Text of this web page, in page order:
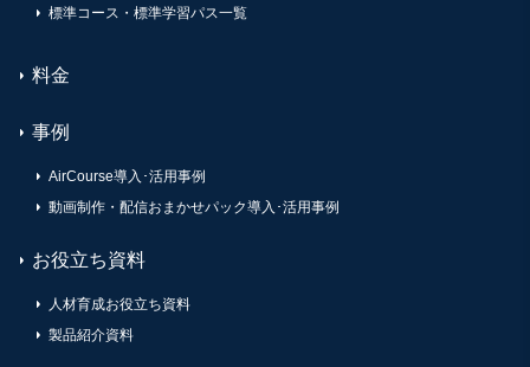
標準コース・標準学習パス一覧
料金
事例
AirCourse導入･活用事例
動画制作・配信おまかせパック導入･活用事例
お役立ち資料
人材育成お役立ち資料
製品紹介資料